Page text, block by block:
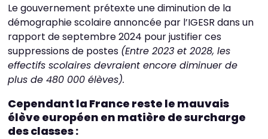
Le gouvernement prétexte une diminution de la
démographie scolaire annoncée par l’IGESR dans un
rapport de septembre 2024 pour justifier ces
suppressions de postes (Entre 2023 et 2028, les
effectifs scolaires devraient encore diminuer de
plus de 480 000 élèves).
Cependant la France reste le mauvais
élève européen en matière de surcharge
des classes :